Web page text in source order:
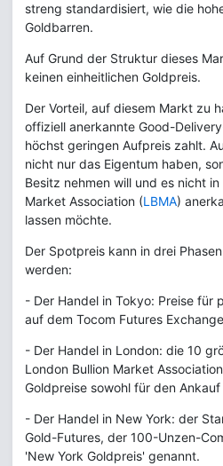
streng standardisiert, wie die
Goldbarren.
Auf Grund der Struktur dieses
keinen einheitlichen Goldpreis.
Der Vorteil, auf diesem Markt zu
offiziell anerkannte Good-
höchst geringen Aufpreis zahlt.
nicht nur das Eigentum haben,
Besitz nehmen will und es nicht
Market Association (LBMA)
lassen möchte.
Der Spotpreis kann in drei
werden:
- Der Handel in Tokyo: Preise für
auf dem Tocom Futures
- Der Handel in London: die 10
London Bullion Market
Goldpreise sowohl für den
- Der Handel in New York: der
Gold-Futures, der 100-Unzen-
'New York Goldpreis' genannt.